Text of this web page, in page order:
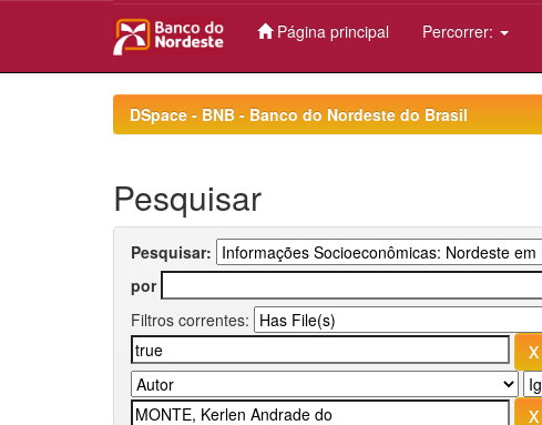
Página principal Percorrer:
DSpace - BNB - Banco do Nordeste do Brasil
Pesquisar
Pesquisar:
por
Filtros correntes: